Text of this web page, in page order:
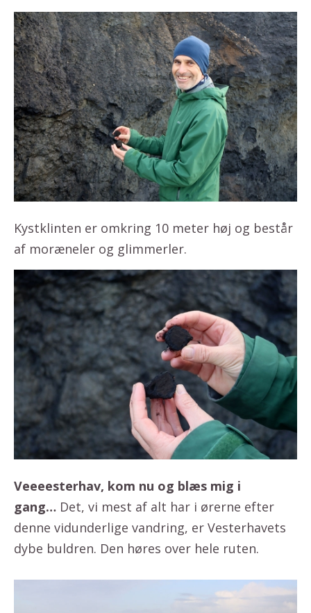
Kystklinten er omkring 10 meter høj og består
af moræneler og glimmerler.
Veeeesterhav, kom nu og blæs mig i
gang… Det, vi mest af alt har i ørerne efter
denne vidunderlige vandring, er Vesterhavets
dybe buldren. Den høres over hele ruten.